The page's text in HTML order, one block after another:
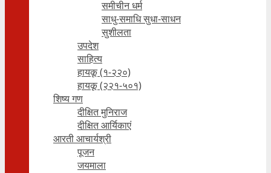
समीचीन धर्म
साधु-समाधि सुधा-साधन
सुशीलता
उपदेश
साहित्य
हायकू (१‍-२२०)
हायकू (२२१-५०१)
शिष्य गण
दीक्षित मुनिराज
दीक्षित आर्यिकाएं
आरती आचार्यश्री
पूजन
जयमाला